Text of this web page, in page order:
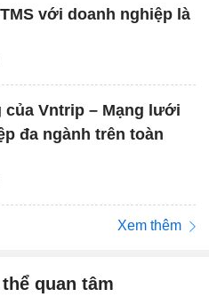
với doanh nghiệp là
của Vntrip – Mạng lưới
đa ngành trên toàn
Xem thêm
quan tâm